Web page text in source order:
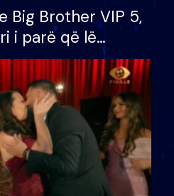
Big Brother VIP 5,
i parë që lë
mundësinë për
madh